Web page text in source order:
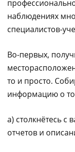
наблюдениях
специалистов-
Во-первых,
то и просто.
информацию о
а) столкнётесь с
отчетов и